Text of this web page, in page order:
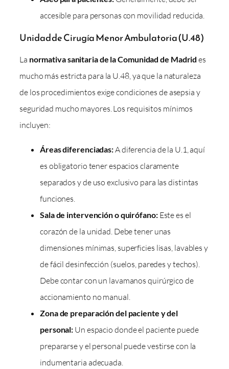
accesible para personas con movilidad reducida.
Unidad de Cirugía Menor Ambulatoria (U.48)
La normativa sanitaria de la Comunidad de Madrid es
mucho más estricta para la U.48, ya que la naturaleza
de los procedimientos exige condiciones de asepsia y
seguridad mucho mayores. Los requisitos mínimos
incluyen:
Áreas diferenciadas:A diferencia de la U.1, aquí
es obligatorio tener espacios claramente
separados y de uso exclusivo para las distintas
funciones.
Sala de intervención o quirófano:Este es el
corazón de la unidad. Debe tener unas
dimensiones mínimas, superficies lisas, lavables y
de fácil desinfección (suelos, paredes y techos).
Debe contar con un lavamanos quirúrgico de
accionamiento no manual.
Zona de preparación del paciente y del
personal: Un espacio donde el paciente puede
prepararse y el personal puede vestirse con la
indumentaria adecuada.